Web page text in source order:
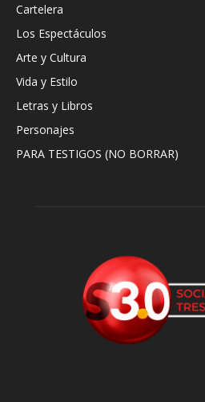
Cartelera
Los Espectáculos
Arte y Cultura
Vida y Estilo
Letras y Libros
Personajes
PARA TESTIGOS (NO BORRAR)